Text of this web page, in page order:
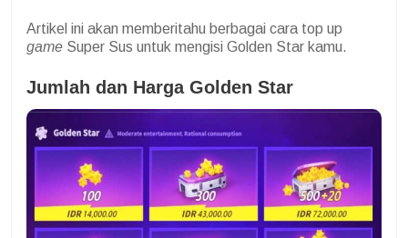
Artikel ini akan memberitahu berbagai cara top up
game Super Sus untuk mengisi Golden Star kamu.
Jumlah dan Harga Golden Star